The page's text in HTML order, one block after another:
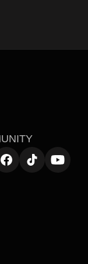
all'atmosfera
di passione